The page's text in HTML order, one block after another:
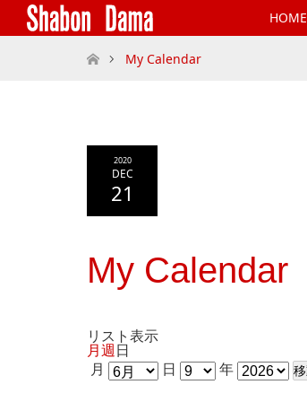
HOME
ホームMy Calendar
2020
DEC
21
My Calendar
リスト表示
月週日
月
日 年